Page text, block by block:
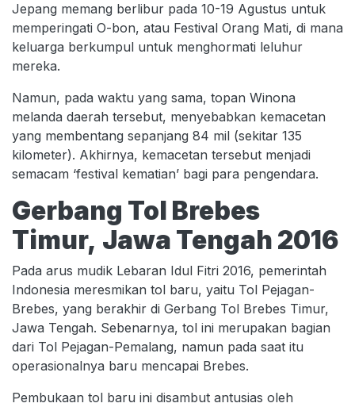
Jepang memang berlibur pada 10-19 Agustus untuk
memperingati O-bon, atau Festival Orang Mati, di mana
keluarga berkumpul untuk menghormati leluhur
mereka.
Namun, pada waktu yang sama, topan Winona
melanda daerah tersebut, menyebabkan kemacetan
yang membentang sepanjang 84 mil (sekitar 135
kilometer). Akhirnya, kemacetan tersebut menjadi
semacam ‘festival kematian’ bagi para pengendara.
Gerbang Tol Brebes
Timur, Jawa Tengah 2016
Pada arus mudik Lebaran Idul Fitri 2016, pemerintah
Indonesia meresmikan tol baru, yaitu Tol Pejagan-
Brebes, yang berakhir di Gerbang Tol Brebes Timur,
Jawa Tengah. Sebenarnya, tol ini merupakan bagian
dari Tol Pejagan-Pemalang, namun pada saat itu
operasionalnya baru mencapai Brebes.
Pembukaan tol baru ini disambut antusias oleh